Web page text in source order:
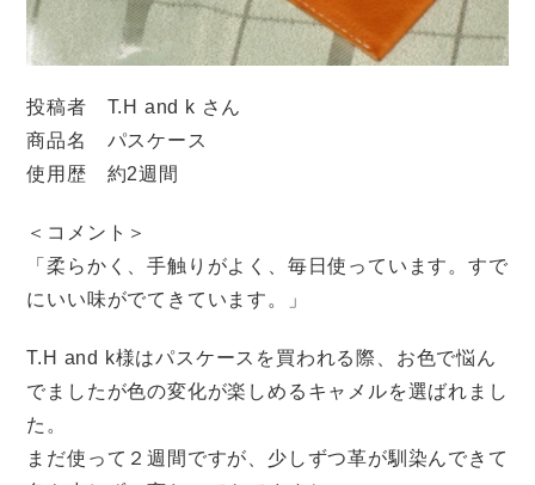
投稿者 T.H and k さん
商品名 パスケース
使用歴 約2週間
＜コメント＞
「柔らかく、手触りがよく、毎日使っています。すで
にいい味がでてきています。」
T.H and k様はパスケースを買われる際、お色で悩ん
でましたが色の変化が楽しめるキャメルを選ばれまし
た。
まだ使って２週間ですが、少しずつ革が馴染んできて